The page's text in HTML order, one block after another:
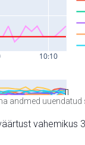
andmed uuendatud
vahemikus